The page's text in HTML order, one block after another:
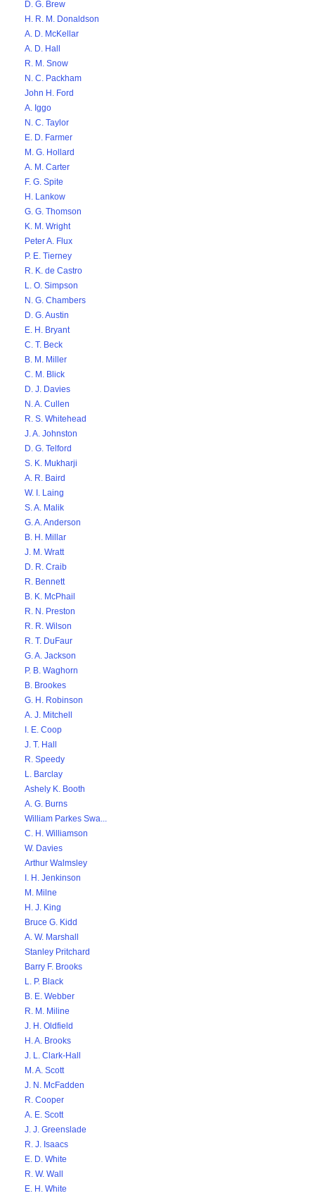
D. G. Brew
H. R. M. Donaldson
A. D. McKellar
A. D. Hall
R. M. Snow
N. C. Packham
John H. Ford
A. Iggo
N. C. Taylor
E. D. Farmer
M. G. Hollard
A. M. Carter
F. G. Spite
H. Lankow
G. G. Thomson
K. M. Wright
Peter A. Flux
P. E. Tierney
R. K. de Castro
L. O. Simpson
N. G. Chambers
D. G. Austin
E. H. Bryant
C. T. Beck
B. M. Miller
C. M. Blick
D. J. Davies
N. A. Cullen
R. S. Whitehead
J. A. Johnston
D. G. Telford
S. K. Mukharji
A. R. Baird
W. I. Laing
S. A. Malik
G. A. Anderson
B. H. Millar
J. M. Wratt
D. R. Craib
R. Bennett
B. K. McPhail
R. N. Preston
R. R. Wilson
R. T. DuFaur
G. A. Jackson
P. B. Waghorn
B. Brookes
G. H. Robinson
A. J. Mitchell
I. E. Coop
J. T. Hall
R. Speedy
L. Barclay
Ashely K. Booth
A. G. Burns
William Parkes Swa...
C. H. Williamson
W. Davies
Arthur Walmsley
I. H. Jenkinson
M. Milne
H. J. King
Bruce G. Kidd
A. W. Marshall
Stanley Pritchard
Barry F. Brooks
L. P. Black
B. E. Webber
R. M. Miline
J. H. Oldfield
H. A. Brooks
J. L. Clark-Hall
M. A. Scott
J. N. McFadden
R. Cooper
A. E. Scott
J. J. Greenslade
R. J. Isaacs
E. D. White
R. W. Wall
E. H. White